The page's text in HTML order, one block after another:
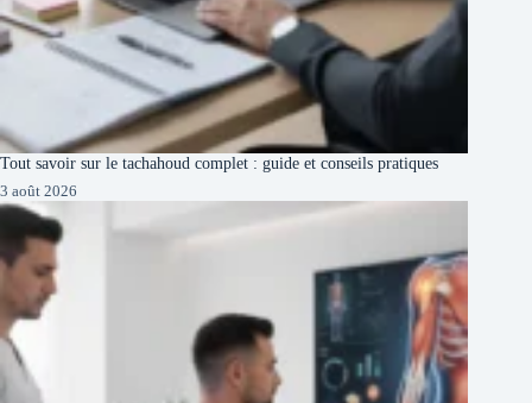
Tout savoir sur le tachahoud complet : guide et conseils pratiques
3 août 2026